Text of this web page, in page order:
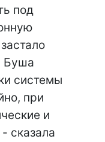
под
Буша
системы
при
и
сказала